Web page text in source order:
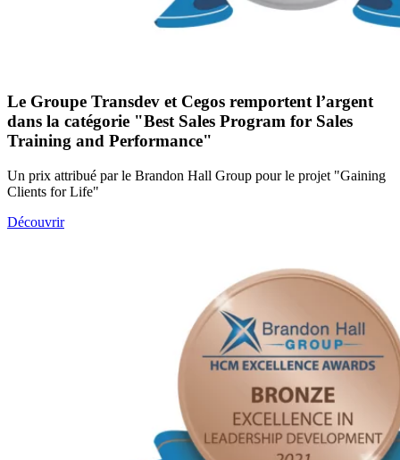
Le Groupe Transdev et Cegos remportent l’argent
dans la catégorie "Best Sales Program for Sales
Training and Performance"
Un prix attribué par le Brandon Hall Group pour le projet "Gaining
Clients for Life"
Découvrir